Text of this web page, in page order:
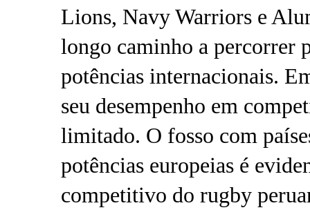
Lions, Navy Warriors e
longo caminho a percorrer
potências internacionais.
seu desempenho em
limitado. O fosso com
potências europeias é
competitivo do rugby